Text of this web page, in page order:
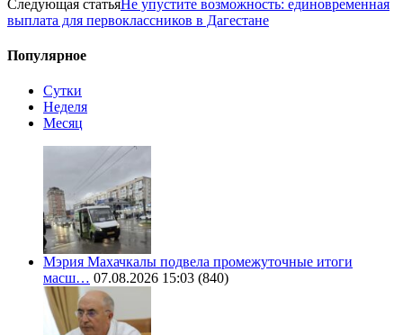
Следующая статьяНе упустите возможность: единовременная
выплата для первоклассников в Дагестане
Популярное
Сутки
Неделя
Месяц
Мэрия Махачкалы подвела промежуточные итоги
масш… 07.08.2026 15:03 (840)